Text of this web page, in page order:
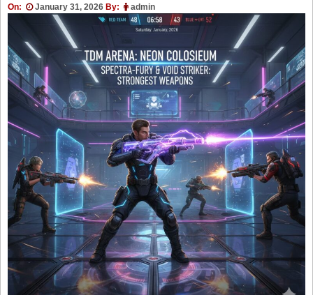
On: January 31, 2026 By: admin